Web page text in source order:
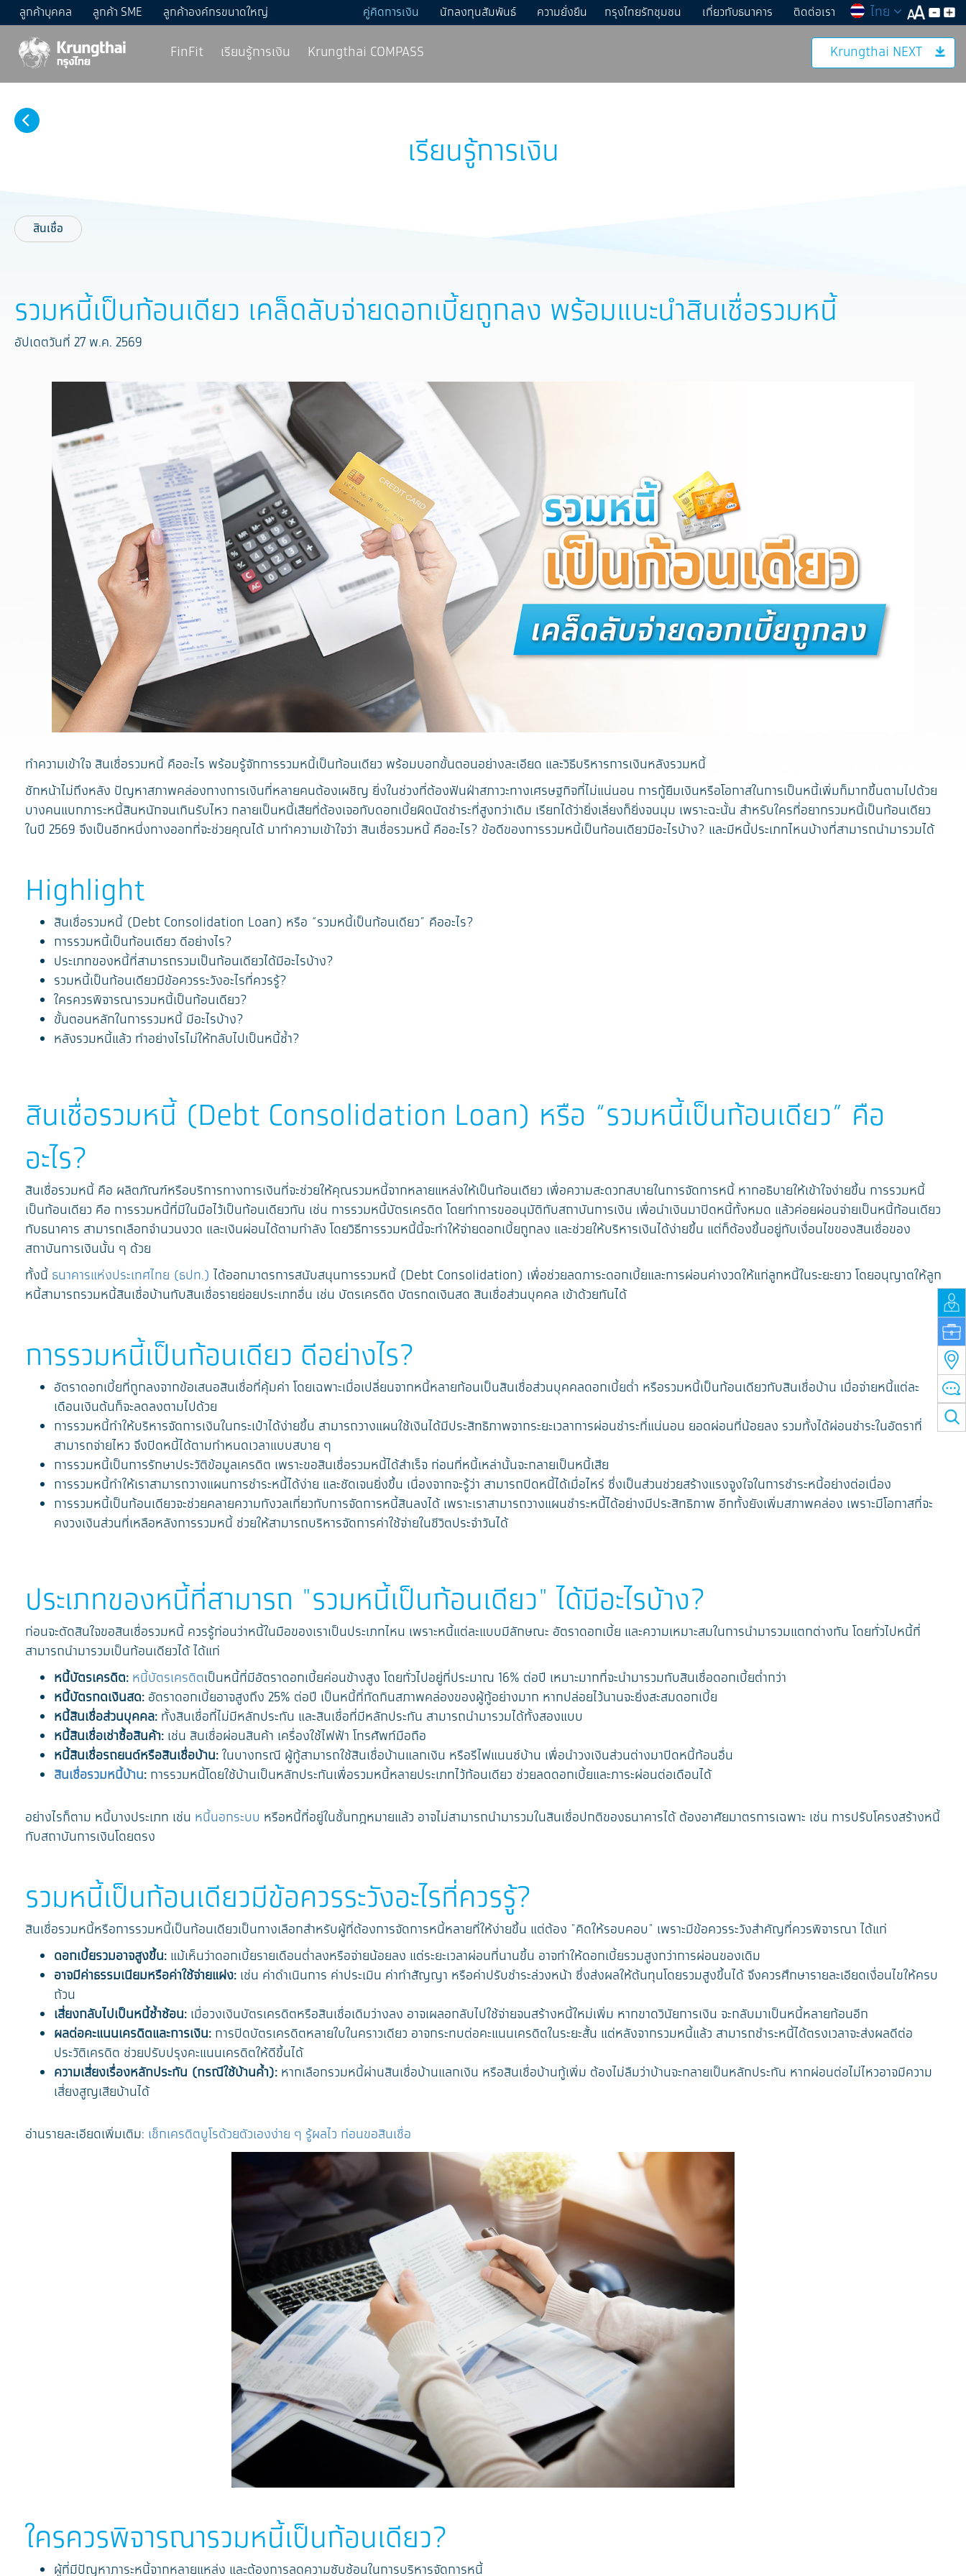
ลูกค้าบุคคล ลูกค้า SME ลูกค้าองค์กรขนาดใหญ่ คู่คิดการเงิน นักลงทุนสัมพันธ์ ความยั่งยืน กรุงไทยรักชุมชน เกี่ยวกับธนาคาร ติดต่อเรา ไทย
FinFit เรียนรู้การเงิน Krungthai COMPASS Krungthai NEXT
เรียนรู้การเงิน
สินเชื่อ
รวมหนี้เป็นก้อนเดียว เคล็ดลับจ่ายดอกเบี้ยถูกลง พร้อมแนะนำสินเชื่อรวมหนี้
อัปเดตวันที่ 27 พ.ค. 2569
ทำความเข้าใจ สินเชื่อรวมหนี้ คืออะไร พร้อมรู้จักการรวมหนี้เป็นก้อนเดียว พร้อมบอกขั้นตอนอย่างละเอียด และวิธีบริหารการเงินหลังรวมหนี้
ชักหน้าไม่ถึงหลัง ปัญหาสภาพคล่องทางการเงินที่หลายคนต้องเผชิญ ยิ่งในช่วงที่ต้องฟันฝ่าสภาวะทางเศรษฐกิจที่ไม่แน่นอน การกู้ยืมเงินหรือโอกาสในการเป็นหนี้เพิ่มก็มากขึ้นตามไปด้วย
บางคนแบกภาระหนี้สินหนักจนเกินรับไหว กลายเป็นหนี้เสียที่ต้องเจอกับดอกเบี้ยผิดนัดชำระที่สูงกว่าเดิม เรียกได้ว่ายิ่งเลี่ยงก็ยิ่งจนมุม เพราะฉะนั้น สำหรับใครที่อยากรวมหนี้เป็นก้อนเดียว
ในปี 2569 จึงเป็นอีกหนึ่งทางออกที่จะช่วยคุณได้ มาทำความเข้าใจว่า สินเชื่อรวมหนี้ คืออะไร? ข้อดีของการรวมหนี้เป็นก้อนเดียวมีอะไรบ้าง? และมีหนี้ประเภทไหนบ้างที่สามารถนำมารวมได้
Highlight
สินเชื่อรวมหนี้ (Debt Consolidation Loan) หรือ “รวมหนี้เป็นก้อนเดียว” คืออะไร?
การรวมหนี้เป็นก้อนเดียว ดีอย่างไร?
ประเภทของหนี้ที่สามารถรวมเป็นก้อนเดียวได้มีอะไรบ้าง?
รวมหนี้เป็นก้อนเดียวมีข้อควรระวังอะไรที่ควรรู้?
ใครควรพิจารณารวมหนี้เป็นก้อนเดียว?
ขั้นตอนหลักในการรวมหนี้ มีอะไรบ้าง?
หลังรวมหนี้แล้ว ทำอย่างไรไม่ให้กลับไปเป็นหนี้ซ้ำ?
สินเชื่อรวมหนี้ (Debt Consolidation Loan) หรือ “รวมหนี้เป็นก้อนเดียว” คือ
อะไร?
สินเชื่อรวมหนี้ คือ ผลิตภัณฑ์หรือบริการทางการเงินที่จะช่วยให้คุณรวมหนี้จากหลายแหล่งให้เป็นก้อนเดียว เพื่อความสะดวกสบายในการจัดการหนี้ หากอธิบายให้เข้าใจง่ายขึ้น การรวมหนี้
เป็นก้อนเดียว คือ การรวมหนี้ที่มีในมือไว้เป็นก้อนเดียวกัน เช่น การรวมหนี้บัตรเครดิต โดยทำการขออนุมัติกับสถาบันการเงิน เพื่อนำเงินมาปิดหนี้ทั้งหมด แล้วค่อยผ่อนจ่ายเป็นหนี้ก้อนเดียว
กับธนาคาร สามารถเลือกจำนวนงวด และเงินผ่อนได้ตามกำลัง โดยวิธีการรวมหนี้นี้จะทำให้จ่ายดอกเบี้ยถูกลง และช่วยให้บริหารเงินได้ง่ายขึ้น แต่ก็ต้องขึ้นอยู่กับเงื่อนไขของสินเชื่อของ
สถาบันการเงินนั้น ๆ ด้วย
ทั้งนี้ ธนาคารแห่งประเทศไทย (ธปท.) ได้ออกมาตรการสนับสนุนการรวมหนี้ (Debt Consolidation) เพื่อช่วยลดภาระดอกเบี้ยและการผ่อนค่างวดให้แก่ลูกหนี้ในระยะยาว โดยอนุญาตให้ลูก
หนี้สามารถรวมหนี้สินเชื่อบ้านกับสินเชื่อรายย่อยประเภทอื่น เช่น บัตรเครดิต บัตรกดเงินสด สินเชื่อส่วนบุคคล เข้าด้วยกันได้
การรวมหนี้เป็นก้อนเดียว ดีอย่างไร?
อัตราดอกเบี้ยที่ถูกลงจากข้อเสนอสินเชื่อที่คุ้มค่า โดยเฉพาะเมื่อเปลี่ยนจากหนี้หลายก้อนเป็นสินเชื่อส่วนบุคคลดอกเบี้ยต่ำ หรือรวมหนี้เป็นก้อนเดียวกับสินเชื่อบ้าน เมื่อจ่ายหนี้แต่ละ
เดือนเงินต้นก็จะลดลงตามไปด้วย
การรวมหนี้ทำให้บริหารจัดการเงินในกระเป๋าได้ง่ายขึ้น สามารถวางแผนใช้เงินได้มีประสิทธิภาพจากระยะเวลาการผ่อนชำระที่แน่นอน ยอดผ่อนที่น้อยลง รวมทั้งได้ผ่อนชำระในอัตราที่
สามารถจ่ายไหว จึงปิดหนี้ได้ตามกำหนดเวลาแบบสบาย ๆ
การรวมหนี้เป็นการรักษาประวัติข้อมูลเครดิต เพราะขอสินเชื่อรวมหนี้ได้สำเร็จ ก่อนที่หนี้เหล่านั้นจะกลายเป็นหนี้เสีย
การรวมหนี้ทำให้เราสามารถวางแผนการชำระหนี้ได้ง่าย และชัดเจนยิ่งขึ้น เนื่องจากจะรู้ว่า สามารถปิดหนี้ได้เมื่อไหร่ ซึ่งเป็นส่วนช่วยสร้างแรงจูงใจในการชําระหนี้อย่างต่อเนื่อง
การรวมหนี้เป็นก้อนเดียวจะช่วยคลายความกังวลเกี่ยวกับการจัดการหนี้สินลงได้ เพราะเราสามารถวางแผนชำระหนี้ได้อย่างมีประสิทธิภาพ อีกทั้งยังเพิ่มสภาพคล่อง เพราะมีโอกาสที่จะ
คงวงเงินส่วนที่เหลือหลังการรวมหนี้ ช่วยให้สามารถบริหารจัดการค่าใช้จ่ายในชีวิตประจำวันได้
ประเภทของหนี้ที่สามารถ "รวมหนี้เป็นก้อนเดียว" ได้มีอะไรบ้าง?
ก่อนจะตัดสินใจขอสินเชื่อรวมหนี้ ควรรู้ก่อนว่าหนี้ในมือของเราเป็นประเภทไหน เพราะหนี้แต่ละแบบมีลักษณะ อัตราดอกเบี้ย และความเหมาะสมในการนำมารวมแตกต่างกัน โดยทั่วไปหนี้ที่
สามารถนำมารวมเป็นก้อนเดียวได้ ได้แก่
หนี้บัตรเครดิต: หนี้บัตรเครดิตเป็นหนี้ที่มีอัตราดอกเบี้ยค่อนข้างสูง โดยทั่วไปอยู่ที่ประมาณ 16% ต่อปี เหมาะมากที่จะนำมารวมกับสินเชื่อดอกเบี้ยต่ำกว่า
หนี้บัตรกดเงินสด:อัตราดอกเบี้ยอาจสูงถึง 25% ต่อปี เป็นหนี้ที่กัดกินสภาพคล่องของผู้กู้อย่างมาก หากปล่อยไว้นานจะยิ่งสะสมดอกเบี้ย
หนี้สินเชื่อส่วนบุคคล:ทั้งสินเชื่อที่ไม่มีหลักประกัน และสินเชื่อที่มีหลักประกัน สามารถนำมารวมได้ทั้งสองแบบ
หนี้สินเชื่อเช่าซื้อสินค้า:เช่น สินเชื่อผ่อนสินค้า เครื่องใช้ไฟฟ้า โทรศัพท์มือถือ
หนี้สินเชื่อรถยนต์หรือสินเชื่อบ้าน:ในบางกรณี ผู้กู้สามารถใช้สินเชื่อบ้านแลกเงิน หรือรีไฟแนนซ์บ้าน เพื่อนำวงเงินส่วนต่างมาปิดหนี้ก้อนอื่น
สินเชื่อรวมหนี้บ้าน:การรวมหนี้โดยใช้บ้านเป็นหลักประกันเพื่อรวมหนี้หลายประเภทไว้ก้อนเดียว ช่วยลดดอกเบี้ยและภาระผ่อนต่อเดือนได้
อย่างไรก็ตาม หนี้บางประเภท เช่น หนี้นอกระบบ หรือหนี้ที่อยู่ในชั้นกฎหมายแล้ว อาจไม่สามารถนำมารวมในสินเชื่อปกติของธนาคารได้ ต้องอาศัยมาตรการเฉพาะ เช่น การปรับโครงสร้างหนี้
กับสถาบันการเงินโดยตรง
รวมหนี้เป็นก้อนเดียวมีข้อควรระวังอะไรที่ควรรู้?
สินเชื่อรวมหนี้หรือการรวมหนี้เป็นก้อนเดียวเป็นทางเลือกสำหรับผู้ที่ต้องการจัดการหนี้หลายที่ให้ง่ายขึ้น แต่ต้อง "คิดให้รอบคอบ" เพราะมีข้อควรระวังสำคัญที่ควรพิจารณา ได้แก่
ดอกเบี้ยรวมอาจสูงขึ้น:แม้เห็นว่าดอกเบี้ยรายเดือนต่ำลงหรือจ่ายน้อยลง แต่ระยะเวลาผ่อนที่นานขึ้น อาจทำให้ดอกเบี้ยรวมสูงกว่าการผ่อนของเดิม
อาจมีค่าธรรมเนียมหรือค่าใช้จ่ายแฝง:เช่น ค่าดำเนินการ ค่าประเมิน ค่าทำสัญญา หรือค่าปรับชำระล่วงหน้า ซึ่งส่งผลให้ต้นทุนโดยรวมสูงขึ้นได้ จึงควรศึกษารายละเอียดเงื่อนไขให้ครบ
ถ้วน
เสี่ยงกลับไปเป็นหนี้ซ้ำซ้อน:เมื่อวงเงินบัตรเครดิตหรือสินเชื่อเดิมว่างลง อาจเผลอกลับไปใช้จ่ายจนสร้างหนี้ใหม่เพิ่ม หากขาดวินัยการเงิน จะกลับมาเป็นหนี้หลายก้อนอีก
ผลต่อคะแนนเครดิตและการเงิน:การปิดบัตรเครดิตหลายใบในคราวเดียว อาจกระทบต่อคะแนนเครดิตในระยะสั้น แต่หลังจากรวมหนี้แล้ว สามารถชำระหนี้ได้ตรงเวลาจะส่งผลดีต่อ
ประวัติเครดิต ช่วยปรับปรุงคะแนนเครดิตให้ดีขึ้นได้
ความเสี่ยงเรื่องหลักประกัน (กรณีใช้บ้านค้ำ):หากเลือกรวมหนี้ผ่านสินเชื่อบ้านแลกเงิน หรือสินเชื่อบ้านกู้เพิ่ม ต้องไม่ลืมว่าบ้านจะกลายเป็นหลักประกัน หากผ่อนต่อไม่ไหวอาจมีความ
เสี่ยงสูญเสียบ้านได้
อ่านรายละเอียดเพิ่มเติม: เช็กเครดิตบูโรด้วยตัวเองง่าย ๆ รู้ผลไว ก่อนขอสินเชื่อ
ใครควรพิจารณารวมหนี้เป็นก้อนเดียว?
ผู้ที่มีปัญหาภาระหนี้จากหลายแหล่ง และต้องการลดความซับซ้อนในการบริหารจัดการหนี้